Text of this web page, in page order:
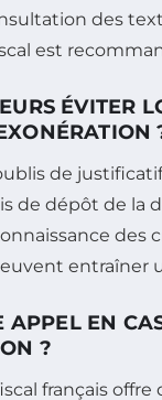
des
est
ÉVITER
de
de dépôt de la
des
entraîner
APPEL EN
?
français offre